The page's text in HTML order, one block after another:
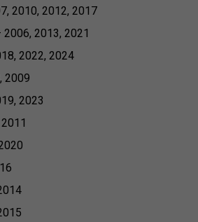
2010, 2012, 2017
2006, 2013, 2021
2022, 2024
2009
2023